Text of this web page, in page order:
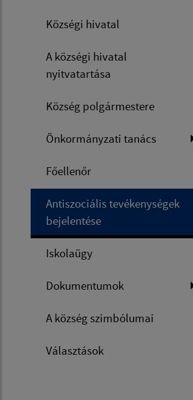
Községi hivatal
A községi hivatal
nyitvatartása
Község polgármestere
Önkormányzati tanács
Főellenőr
Antiszociális tevékenységek
bejelentése
Iskolaügy
Dokumentumok
A község szimbólumai
Választások